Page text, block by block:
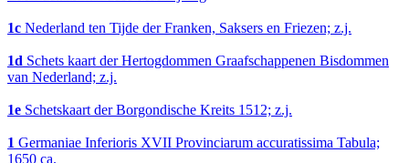
1c Nederland ten Tijde der Franken, Saksers en Friezen; z.j.
1d Schets kaart der Hertogdommen Graafschappenen Bisdommen
van Nederland; z.j.
1e Schetskaart der Borgondische Kreits 1512; z.j.
1 Germaniae Inferioris XVII Provinciarum accuratissima Tabula;
1650 ca.